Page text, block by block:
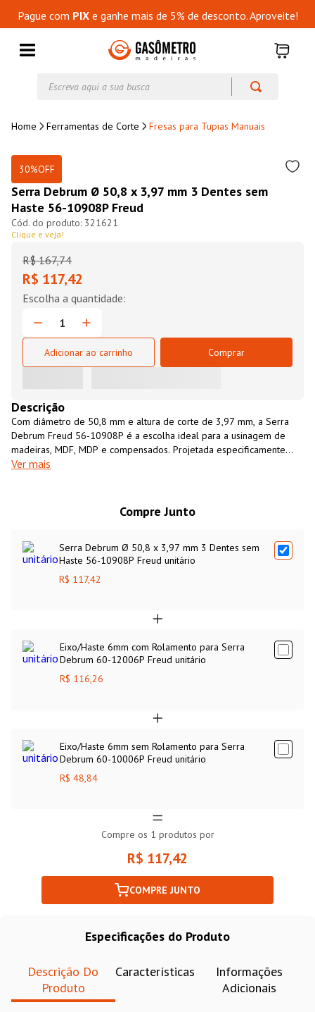
Pague com PIXe ganhe mais de 5% de desconto. Aproveite!
Ferramentas de Corte Fresas para Tupias Manuais
30%OFF
Serra Debrum Ø 50,8 x 3,97 mm 3 Dentes sem
Haste 56-10908P Freud
321621
Clique e veja!
R$ 167,74
R$ 117,42
Adicionar ao carrinho Comprar
Descrição
Com diâmetro de 50,8 mm e altura de corte de 3,97 mm, a Serra
Debrum Freud 56-10908P é a escolha ideal para a usinagem de
madeiras, MDF, MDP e compensados. Projetada especificamente
para cortes no topo do material, ela é perfeita para a abertura de
Ver mais
Compre Junto
Serra Debrum Ø 50,8 x 3,97 mm 3 Dentes sem
Haste 56-10908P Freud unitário
R$ 117,42
Eixo/Haste 6mm com Rolamento para Serra
Debrum 60-12006P Freud unitário
R$ 116,26
Eixo/Haste 6mm sem Rolamento para Serra
Debrum 60-10006P Freud unitário
R$ 48,84
Compre os 1 produtos por
R$ 117,42
COMPRE JUNTO
Especificações do Produto
Descrição Do
Produto
Características
Informações
Adicionais